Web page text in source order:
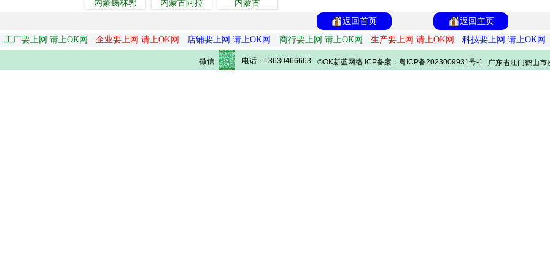
内蒙锡林郭 内蒙古阿拉
内蒙古
返回首页
返回主页
工厂要上网 请上OK网
企业要上网 请上OK网 店铺要上网 请上OK网 商行要上网 请上OK网 生产要上网 请上OK网 科技要上网 请上OK网
微信 电话：13630466663 ©OK新蓝网络 ICP备案：粤ICP备2023009931号-1 广东省江门鹤山